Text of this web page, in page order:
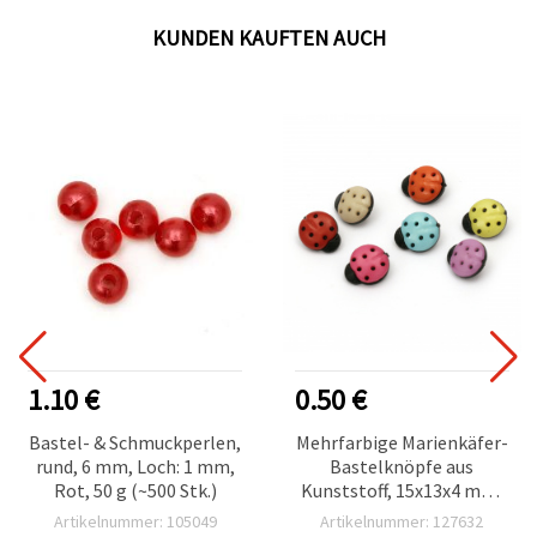
KUNDEN KAUFTEN AUCH
1.10 €
Bastel- & Schmuckperlen,
rund, 6 mm, Loch: 1 mm,
Rot, 50 g (~500 Stk.)
Artikelnummer: 105049
0.50 €
Mehrfarbige Marienkäfer-
Bastelknöpfe aus
Kunststoff, 15x13x4 mm,
Loch: 4 mm, gemischte
Artikelnummer: 127632